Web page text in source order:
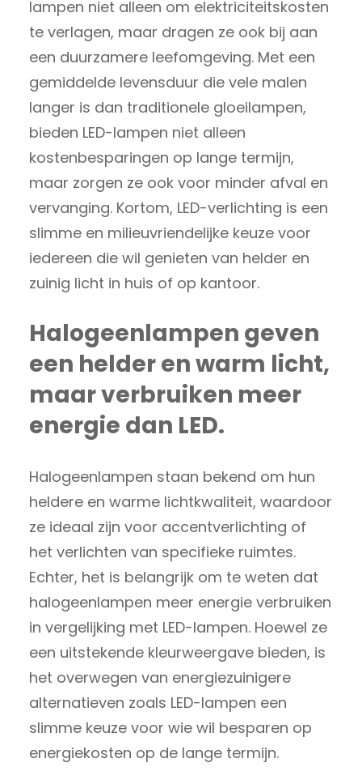
lampen niet alleen om elektriciteitskosten
te verlagen, maar dragen ze ook bij aan
een duurzamere leefomgeving. Met een
gemiddelde levensduur die vele malen
langer is dan traditionele gloeilampen,
bieden LED-lampen niet alleen
kostenbesparingen op lange termijn,
maar zorgen ze ook voor minder afval en
vervanging. Kortom, LED-verlichting is een
slimme en milieuvriendelijke keuze voor
iedereen die wil genieten van helder en
zuinig licht in huis of op kantoor.
Halogeenlampen geven
een helder en warm licht,
maar verbruiken meer
energie dan LED.
Halogeenlampen staan bekend om hun
heldere en warme lichtkwaliteit, waardoor
ze ideaal zijn voor accentverlichting of
het verlichten van specifieke ruimtes.
Echter, het is belangrijk om te weten dat
halogeenlampen meer energie verbruiken
in vergelijking met LED-lampen. Hoewel ze
een uitstekende kleurweergave bieden, is
het overwegen van energiezuinigere
alternatieven zoals LED-lampen een
slimme keuze voor wie wil besparen op
energiekosten op de lange termijn.